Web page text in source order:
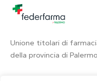
Unione titolari di
della provincia di